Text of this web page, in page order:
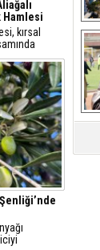
Hamlesi
kırsal
ve hijyen